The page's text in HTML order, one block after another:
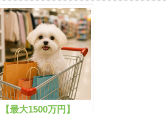
【最大1500万円】